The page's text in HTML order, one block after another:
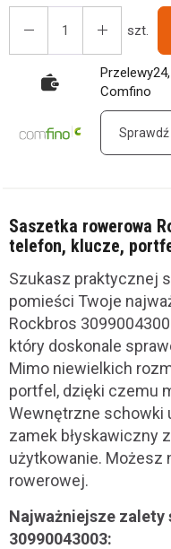
szt.
Comfino
Saszetka rowerowa
telefon, klucze,
Szukasz praktycznej
pomieści Twoje
Rockbros
który doskonale
Mimo niewielkich
portfel, dzięki czemu
Wewnętrzne schowki
zamek błyskawiczny
użytkowanie. Możesz
rowerowej.
Najważniejsze
30990043003: